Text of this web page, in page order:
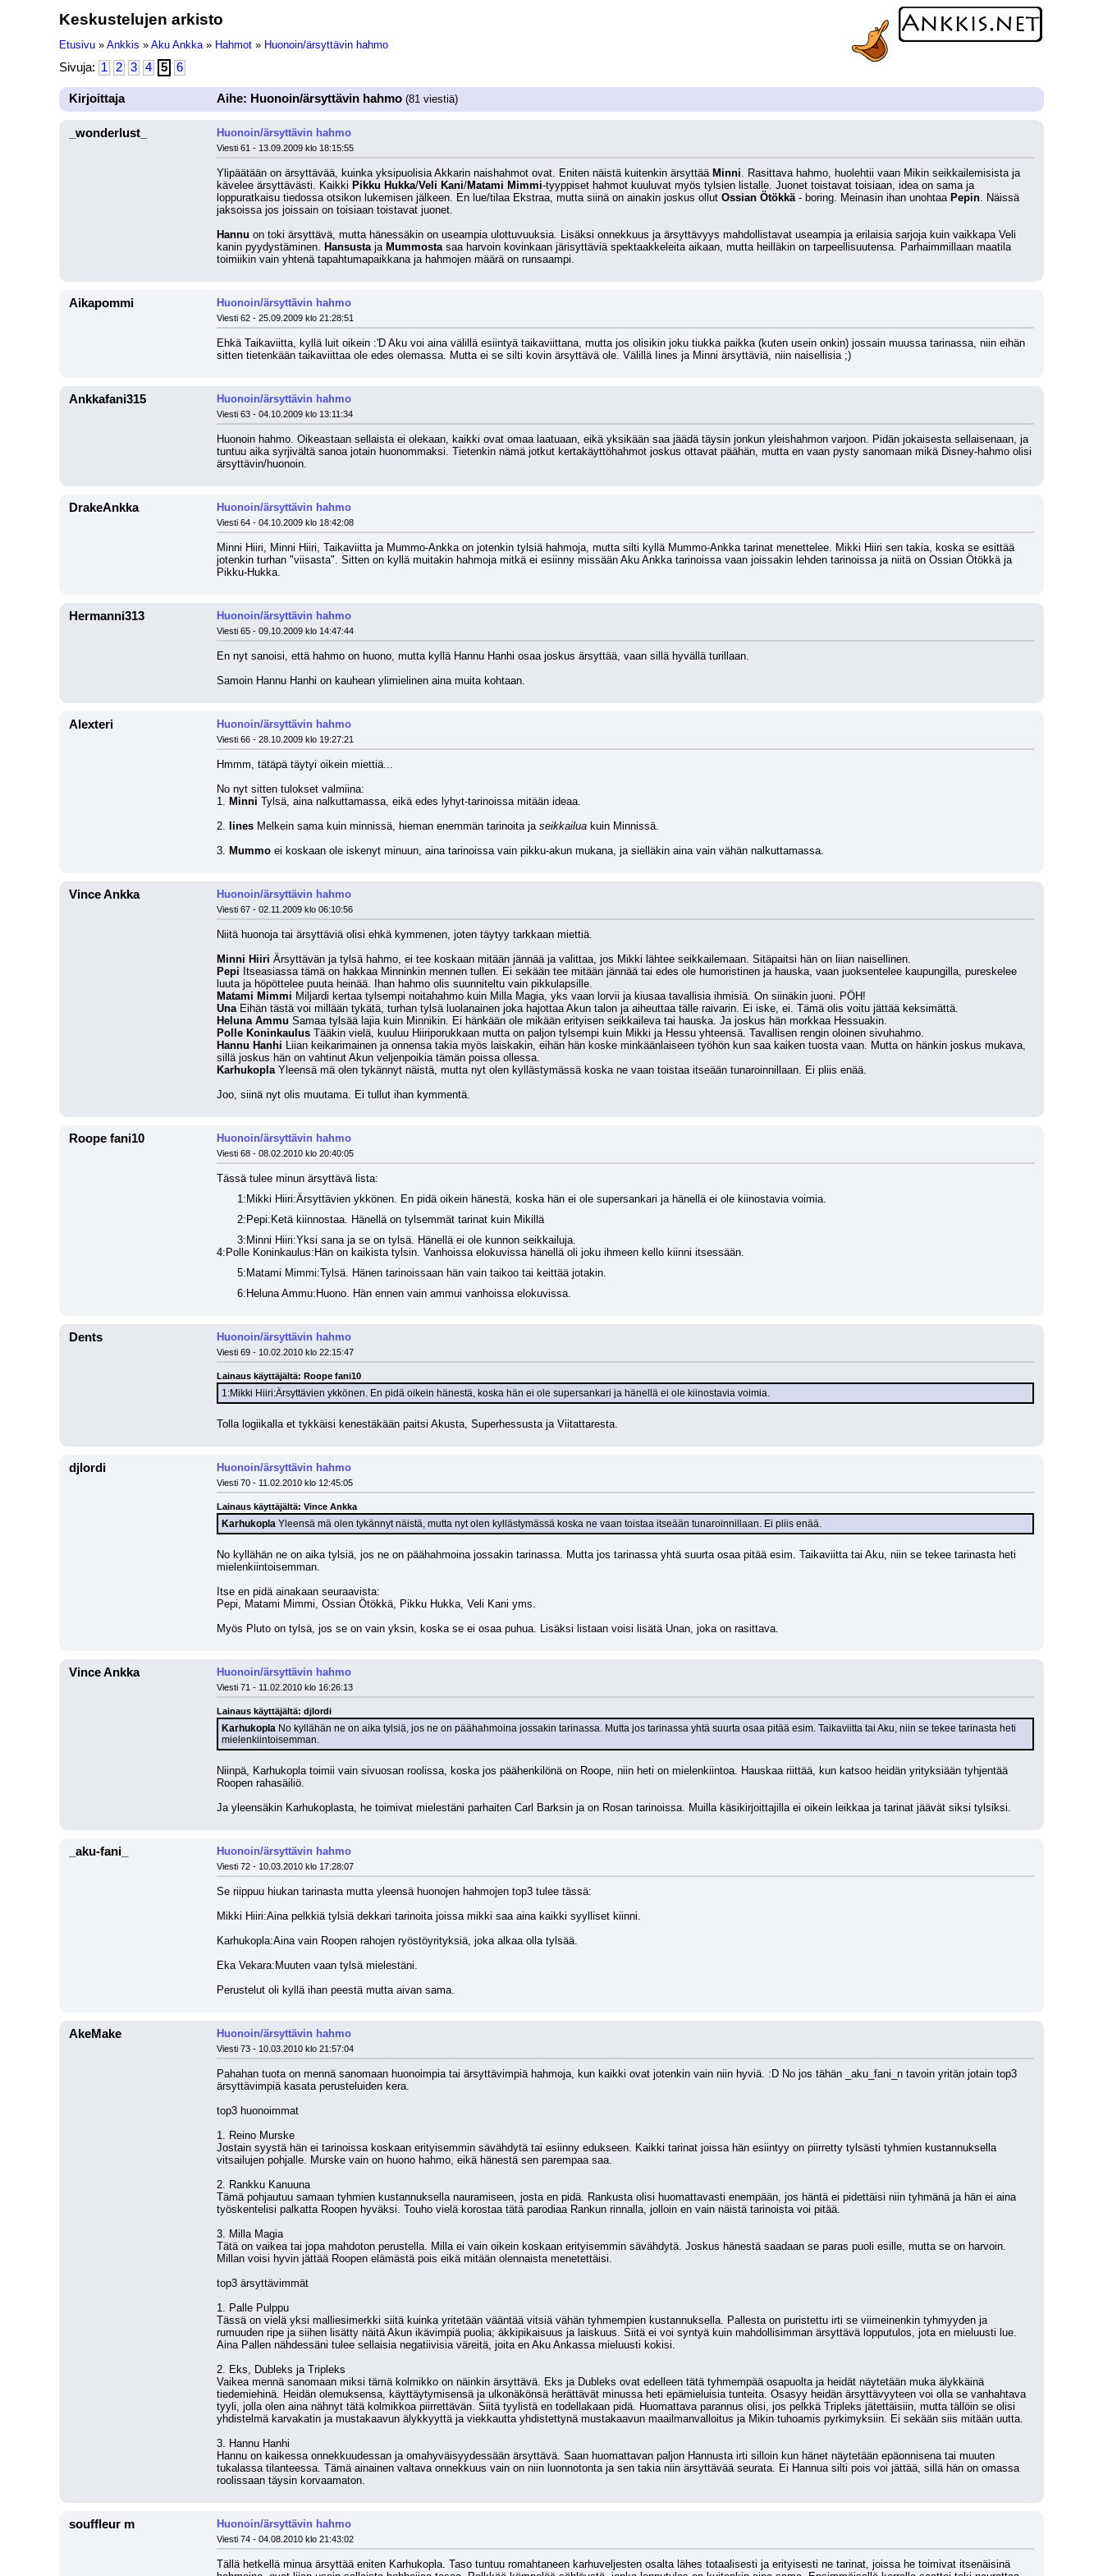
Keskustelujen arkisto
Etusivu » Ankkis » Aku Ankka » Hahmot » Huonoin/ärsyttävin hahmo
Sivuja: 1 2 3 4 5 6
Kirjoittaja Aihe: Huonoin/ärsyttävin hahmo (81 viestiä)
_wonderlust_ Huonoin/ärsyttävin hahmo
Viesti 61 - 13.09.2009 klo 18:15:55
Ylipäätään on ärsyttävää, kuinka yksipuolisia Akkarin naishahmot ovat. Eniten näistä kuitenkin ärsyttää Minni. Rasittava hahmo, huolehtii vaan Mikin seikkailemisista ja
kävelee ärsyttävästi. Kaikki Pikku Hukka/Veli Kani/Matami Mimmi-tyyppiset hahmot kuuluvat myös tylsien listalle. Juonet toistavat toisiaan, idea on sama ja
loppuratkaisu tiedossa otsikon lukemisen jälkeen. En lue/tilaa Ekstraa, mutta siinä on ainakin joskus ollut Ossian Ötökkä - boring. Meinasin ihan unohtaa Pepin. Näissä
jaksoissa jos joissain on toisiaan toistavat juonet.
Hannu on toki ärsyttävä, mutta hänessäkin on useampia ulottuvuuksia. Lisäksi onnekkuus ja ärsyttävyys mahdollistavat useampia ja erilaisia sarjoja kuin vaikkapa Veli
kanin pyydystäminen. Hansusta ja Mummosta saa harvoin kovinkaan järisyttäviä spektaakkeleita aikaan, mutta heilläkin on tarpeellisuutensa. Parhaimmillaan maatila
toimiikin vain yhtenä tapahtumapaikkana ja hahmojen määrä on runsaampi.
Aikapommi Huonoin/ärsyttävin hahmo
Viesti 62 - 25.09.2009 klo 21:28:51
Ehkä Taikaviitta, kyllä luit oikein :'D Aku voi aina välillä esiintyä taikaviittana, mutta jos olisikin joku tiukka paikka (kuten usein onkin) jossain muussa tarinassa, niin eihän
sitten tietenkään taikaviittaa ole edes olemassa. Mutta ei se silti kovin ärsyttävä ole. Välillä Iines ja Minni ärsyttäviä, niin naisellisia ;)
Ankkafani315 Huonoin/ärsyttävin hahmo
Viesti 63 - 04.10.2009 klo 13:11:34
Huonoin hahmo. Oikeastaan sellaista ei olekaan, kaikki ovat omaa laatuaan, eikä yksikään saa jäädä täysin jonkun yleishahmon varjoon. Pidän jokaisesta sellaisenaan, ja
tuntuu aika syrjivältä sanoa jotain huonommaksi. Tietenkin nämä jotkut kertakäyttöhahmot joskus ottavat päähän, mutta en vaan pysty sanomaan mikä Disney-hahmo olisi
ärsyttävin/huonoin.
DrakeAnkka Huonoin/ärsyttävin hahmo
Viesti 64 - 04.10.2009 klo 18:42:08
Minni Hiiri, Minni Hiiri, Taikaviitta ja Mummo-Ankka on jotenkin tylsiä hahmoja, mutta silti kyllä Mummo-Ankka tarinat menettelee. Mikki Hiiri sen takia, koska se esittää
jotenkin turhan "viisasta". Sitten on kyllä muitakin hahmoja mitkä ei esiinny missään Aku Ankka tarinoissa vaan joissakin lehden tarinoissa ja niitä on Ossian Ötökkä ja
Pikku-Hukka.
Hermanni313 Huonoin/ärsyttävin hahmo
Viesti 65 - 09.10.2009 klo 14:47:44
En nyt sanoisi, että hahmo on huono, mutta kyllä Hannu Hanhi osaa joskus ärsyttää, vaan sillä hyvällä turillaan.
Samoin Hannu Hanhi on kauhean ylimielinen aina muita kohtaan.
Alexteri Huonoin/ärsyttävin hahmo
Viesti 66 - 28.10.2009 klo 19:27:21
Hmmm, tätäpä täytyi oikein miettiä...
No nyt sitten tulokset valmiina:
1. Minni Tylsä, aina nalkuttamassa, eikä edes lyhyt-tarinoissa mitään ideaa.
2. Iines Melkein sama kuin minnissä, hieman enemmän tarinoita ja seikkailua kuin Minnissä.
3. Mummo ei koskaan ole iskenyt minuun, aina tarinoissa vain pikku-akun mukana, ja sielläkin aina vain vähän nalkuttamassa.
Vince Ankka Huonoin/ärsyttävin hahmo
Viesti 67 - 02.11.2009 klo 06:10:56
Niitä huonoja tai ärsyttäviä olisi ehkä kymmenen, joten täytyy tarkkaan miettiä.
Minni Hiiri Ärsyttävän ja tylsä hahmo, ei tee koskaan mitään jännää ja valittaa, jos Mikki lähtee seikkailemaan. Sitäpaitsi hän on liian naisellinen.
Pepi Itseasiassa tämä on hakkaa Minninkin mennen tullen. Ei sekään tee mitään jännää tai edes ole humoristinen ja hauska, vaan juoksentelee kaupungilla, pureskelee
luuta ja höpöttelee puuta heinää. Ihan hahmo olis suunniteltu vain pikkulapsille.
Matami Mimmi Miljardi kertaa tylsempi noitahahmo kuin Milla Magia, yks vaan lorvii ja kiusaa tavallisia ihmisiä. On siinäkin juoni. PÖH!
Una Eihän tästä voi millään tykätä, turhan tylsä luolanainen joka hajottaa Akun talon ja aiheuttaa tälle raivarin. Ei iske, ei. Tämä olis voitu jättää keksimättä.
Heluna Ammu Samaa tylsää lajia kuin Minnikin. Ei hänkään ole mikään erityisen seikkaileva tai hauska. Ja joskus hän morkkaa Hessuakin.
Polle Koninkaulus Tääkin vielä, kuuluu Hiiriporukkaan mutta on paljon tylsempi kuin Mikki ja Hessu yhteensä. Tavallisen rengin oloinen sivuhahmo.
Hannu Hanhi Liian keikarimainen ja onnensa takia myös laiskakin, eihän hän koske minkäänlaiseen työhön kun saa kaiken tuosta vaan. Mutta on hänkin joskus mukava,
sillä joskus hän on vahtinut Akun veljenpoikia tämän poissa ollessa.
Karhukopla Yleensä mä olen tykännyt näistä, mutta nyt olen kyllästymässä koska ne vaan toistaa itseään tunaroinnillaan. Ei pliis enää.
Joo, siinä nyt olis muutama. Ei tullut ihan kymmentä.
Roope fani10 Huonoin/ärsyttävin hahmo
Viesti 68 - 08.02.2010 klo 20:40:05
Tässä tulee minun ärsyttävä lista:
1:Mikki Hiiri:Ärsyttävien ykkönen. En pidä oikein hänestä, koska hän ei ole supersankari ja hänellä ei ole kiinostavia voimia.
2:Pepi:Ketä kiinnostaa. Hänellä on tylsemmät tarinat kuin Mikillä
3:Minni Hiiri:Yksi sana ja se on tylsä. Hänellä ei ole kunnon seikkailuja.
4:Polle Koninkaulus:Hän on kaikista tylsin. Vanhoissa elokuvissa hänellä oli joku ihmeen kello kiinni itsessään.
5:Matami Mimmi:Tylsä. Hänen tarinoissaan hän vain taikoo tai keittää jotakin.
6:Heluna Ammu:Huono. Hän ennen vain ammui vanhoissa elokuvissa.
Dents Huonoin/ärsyttävin hahmo
Viesti 69 - 10.02.2010 klo 22:15:47
Lainaus käyttäjältä: Roope fani10
1:Mikki Hiiri:Ärsyttävien ykkönen. En pidä oikein hänestä, koska hän ei ole supersankari ja hänellä ei ole kiinostavia voimia.
Tolla logiikalla et tykkäisi kenestäkään paitsi Akusta, Superhessusta ja Viitattaresta.
djlordi Huonoin/ärsyttävin hahmo
Viesti 70 - 11.02.2010 klo 12:45:05
Lainaus käyttäjältä: Vince Ankka
Karhukopla Yleensä mä olen tykännyt näistä, mutta nyt olen kyllästymässä koska ne vaan toistaa itseään tunaroinnillaan. Ei pliis enää.
No kyllähän ne on aika tylsiä, jos ne on päähahmoina jossakin tarinassa. Mutta jos tarinassa yhtä suurta osaa pitää esim. Taikaviitta tai Aku, niin se tekee tarinasta heti
mielenkiintoisemman.
Itse en pidä ainakaan seuraavista:
Pepi, Matami Mimmi, Ossian Ötökkä, Pikku Hukka, Veli Kani yms.
Myös Pluto on tylsä, jos se on vain yksin, koska se ei osaa puhua. Lisäksi listaan voisi lisätä Unan, joka on rasittava.
Vince Ankka Huonoin/ärsyttävin hahmo
Viesti 71 - 11.02.2010 klo 16:26:13
Lainaus käyttäjältä: djlordi
Karhukopla No kyllähän ne on aika tylsiä, jos ne on päähahmoina jossakin tarinassa. Mutta jos tarinassa yhtä suurta osaa pitää esim. Taikaviitta tai Aku, niin se tekee tarinasta heti
mielenkiintoisemman.
Niinpä, Karhukopla toimii vain sivuosan roolissa, koska jos päähenkilönä on Roope, niin heti on mielenkiintoa. Hauskaa riittää, kun katsoo heidän yrityksiään tyhjentää
Roopen rahasäiliö.
Ja yleensäkin Karhukoplasta, he toimivat mielestäni parhaiten Carl Barksin ja on Rosan tarinoissa. Muilla käsikirjoittajilla ei oikein leikkaa ja tarinat jäävät siksi tylsiksi.
_aku-fani_ Huonoin/ärsyttävin hahmo
Viesti 72 - 10.03.2010 klo 17:28:07
Se riippuu hiukan tarinasta mutta yleensä huonojen hahmojen top3 tulee tässä:
Mikki Hiiri:Aina pelkkiä tylsiä dekkari tarinoita joissa mikki saa aina kaikki syylliset kiinni.
Karhukopla:Aina vain Roopen rahojen ryöstöyrityksiä, joka alkaa olla tylsää.
Eka Vekara:Muuten vaan tylsä mielestäni.
Perustelut oli kyllä ihan peestä mutta aivan sama.
AkeMake Huonoin/ärsyttävin hahmo
Viesti 73 - 10.03.2010 klo 21:57:04
Pahahan tuota on mennä sanomaan huonoimpia tai ärsyttävimpiä hahmoja, kun kaikki ovat jotenkin vain niin hyviä. :D No jos tähän _aku_fani_n tavoin yritän jotain top3
ärsyttävimpiä kasata perusteluiden kera.
top3 huonoimmat
1. Reino Murske
Jostain syystä hän ei tarinoissa koskaan erityisemmin sävähdytä tai esiinny edukseen. Kaikki tarinat joissa hän esiintyy on piirretty tylsästi tyhmien kustannuksella
vitsailujen pohjalle. Murske vain on huono hahmo, eikä hänestä sen parempaa saa.
2. Rankku Kanuuna
Tämä pohjautuu samaan tyhmien kustannuksella nauramiseen, josta en pidä. Rankusta olisi huomattavasti enempään, jos häntä ei pidettäisi niin tyhmänä ja hän ei aina
työskentelisi palkatta Roopen hyväksi. Touho vielä korostaa tätä parodiaa Rankun rinnalla, jolloin en vain näistä tarinoista voi pitää.
3. Milla Magia
Tätä on vaikea tai jopa mahdoton perustella. Milla ei vain oikein koskaan erityisemmin sävähdytä. Joskus hänestä saadaan se paras puoli esille, mutta se on harvoin.
Millan voisi hyvin jättää Roopen elämästä pois eikä mitään olennaista menetettäisi.
top3 ärsyttävimmät
1. Palle Pulppu
Tässä on vielä yksi malliesimerkki siitä kuinka yritetään vääntää vitsiä vähän tyhmempien kustannuksella. Pallesta on puristettu irti se viimeinenkin tyhmyyden ja
rumuuden ripe ja siihen lisätty näitä Akun ikävimpiä puolia; äkkipikaisuus ja laiskuus. Siitä ei voi syntyä kuin mahdollisimman ärsyttävä lopputulos, jota en mieluusti lue.
Aina Pallen nähdessäni tulee sellaisia negatiivisia väreitä, joita en Aku Ankassa mieluusti kokisi.
2. Eks, Dubleks ja Tripleks
Vaikea mennä sanomaan miksi tämä kolmikko on näinkin ärsyttävä. Eks ja Dubleks ovat edelleen tätä tyhmempää osapuolta ja heidät näytetään muka älykkäinä
tiedemiehinä. Heidän olemuksensa, käyttäytymisensä ja ulkonäkönsä herättävät minussa heti epämieluisia tunteita. Osasyy heidän ärsyttävyyteen voi olla se vanhahtava
tyyli, jolla olen aina nähnyt tätä kolmikkoa piirrettävän. Siitä tyylistä en todellakaan pidä. Huomattava parannus olisi, jos pelkkä Tripleks jätettäisiin, mutta tällöin se olisi
yhdistelmä karvakatin ja mustakaavun älykkyyttä ja viekkautta yhdistettynä mustakaavun maailmanvalloitus ja Mikin tuhoamis pyrkimyksiin. Ei sekään siis mitään uutta.
3. Hannu Hanhi
Hannu on kaikessa onnekkuudessan ja omahyväisyydessään ärsyttävä. Saan huomattavan paljon Hannusta irti silloin kun hänet näytetään epäonnisena tai muuten
tukalassa tilanteessa. Tämä ainainen valtava onnekkuus vain on niin luonnotonta ja sen takia niin ärsyttävää seurata. Ei Hannua silti pois voi jättää, sillä hän on omassa
roolissaan täysin korvaamaton.
souffleur m Huonoin/ärsyttävin hahmo
Viesti 74 - 04.08.2010 klo 21:43:02
Tällä hetkellä minua ärsyttää eniten Karhukopla. Taso tuntuu romahtaneen karhuveljesten osalta lähes totaalisesti ja erityisesti ne tarinat, joissa he toimivat itsenäisinä